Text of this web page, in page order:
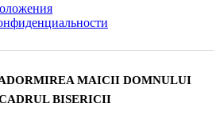
MAICII DOMNULUI
BISERICII